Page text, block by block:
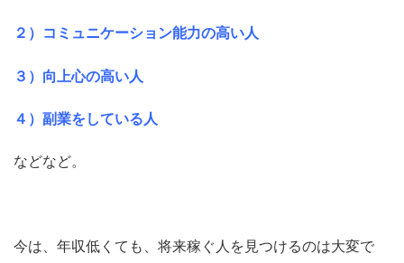
２）コミュニケーション能力の高い人
３）向上心の高い人
４）副業をしている人
などなど。
今は、年収低くても、将来稼ぐ人を見つけるのは大変で